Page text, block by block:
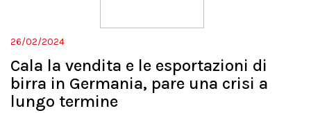
26/02/2024
Cala la vendita e le esportazioni di
birra in Germania, pare una crisi a
lungo termine